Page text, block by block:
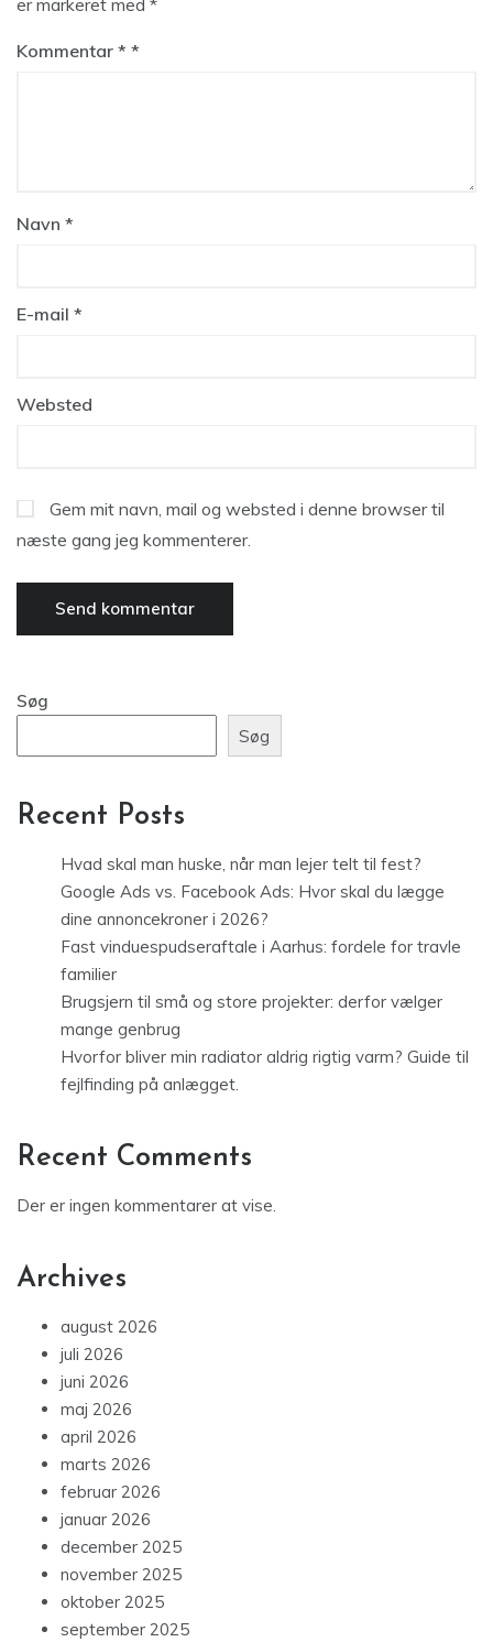
er markeret med *
Kommentar *
Navn *
E-mail *
Websted
Gem mit navn, mail og websted i denne browser til
næste gang jeg kommenterer.
Søg
Søg
Recent Posts
Hvad skal man huske, når man lejer telt til fest?
Google Ads vs. Facebook Ads: Hvor skal du lægge
dine annoncekroner i 2026?
Fast vinduespudseraftale i Aarhus: fordele for travle
familier
Brugsjern til små og store projekter: derfor vælger
mange genbrug
Hvorfor bliver min radiator aldrig rigtig varm? Guide til
fejlfinding på anlægget.
Recent Comments
Der er ingen kommentarer at vise.
Archives
august 2026
juli 2026
juni 2026
maj 2026
april 2026
marts 2026
februar 2026
januar 2026
december 2025
november 2025
oktober 2025
september 2025